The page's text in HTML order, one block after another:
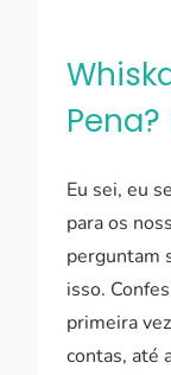
Pena?
Eu sei, eu
para os
perguntam
isso.
primeira
contas, até